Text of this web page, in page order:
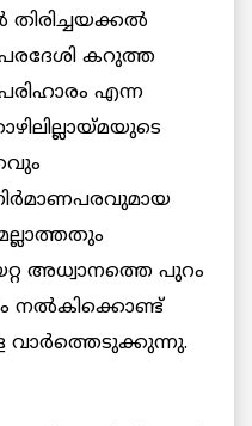
കറുത്ത
എന്ന
അധ്വാനത്തെ പുറം
നല്‍കിക്കൊണ്ട്
വാര്‍ത്തെടുക്കുന്നു.